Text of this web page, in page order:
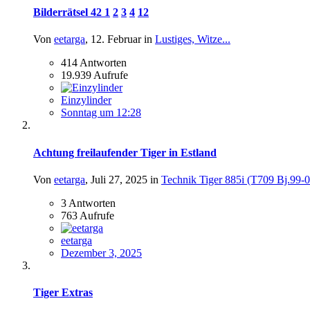
Bilderrätsel 42 1 2 3 4 12
Von eetarga, 12. Februarin Lustiges, Witze...
414 Antworten
19.939 Aufrufe
Einzylinder
Sonntag um 12:28
Achtung freilaufender Tiger in Estland
Von eetarga, Juli 27, 2025 in Technik Tiger 885i (T709 Bj.99-
3 Antworten
763 Aufrufe
eetarga
Dezember 3, 2025
Tiger Extras